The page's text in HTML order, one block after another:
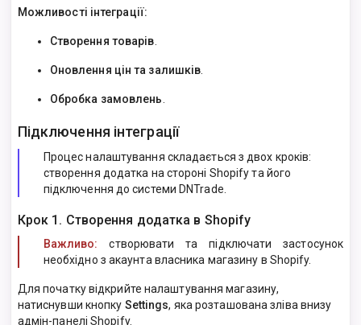
Можливості інтеграції:
Створення товарів
Оновлення цін та залишків
Обробка замовлень
Підключення інтеграції
Процес налаштування складається з двох кроків:
створення додатка на стороні Shopify та його
підключення до системи DNTrade.
Крок 1. Створення додатка в Shopify
Важливо:
створювати та підключати застосунок
необхідно з акаунта власника магазину в Shopify.
Для початку відкрийте налаштування магазину,
натиснувши кнопку Settings, яка розташована зліва внизу
адмін-панелі Shopify.